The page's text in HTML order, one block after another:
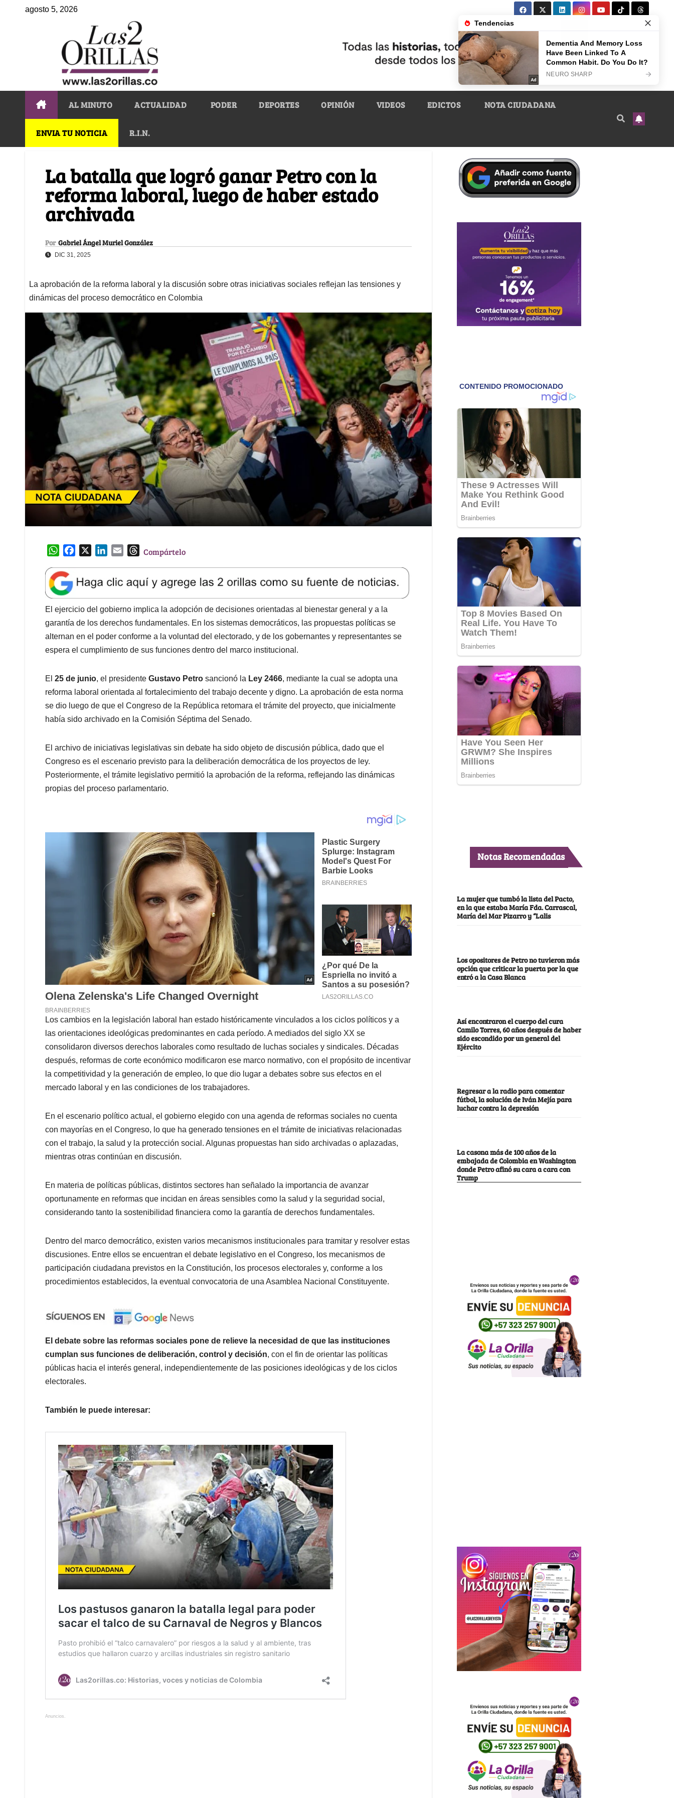
agosto 5, 2026
AL MINUTO ACTUALIDAD PODER DEPORTES OPINIÓN VIDEOS EDICTOS NOTA CIUDADANA
ENVIA TU NOTICIA R.I.N.
La batalla que logró ganar Petro con la
reforma laboral, luego de haber estado
archivada
Por Gabriel Ángel Muriel González
DIC 31, 2025
La aprobación de la reforma laboral y la discusión sobre otras iniciativas sociales reflejan las tensiones y
dinámicas del proceso democrático en Colombia
W
a
t
s
A
p
p
e
b
o
o
k
k
e
d
I
n
l
T
e
a
d
s
Compártelo
El ejercicio del gobierno implica la adopción de decisiones orientadas al bienestar general y a la
garantía de los derechos fundamentales. En los sistemas democráticos, las propuestas políticas se
alternan en el poder conforme a la voluntad del electorado, y de los gobernantes y representantes se
espera el cumplimiento de sus funciones dentro del marco institucional.
El 25 de junio, el presidente Gustavo Petro sancionó la Ley 2466, mediante la cual se adopta una
reforma laboral orientada al fortalecimiento del trabajo decente y digno. La aprobación de esta norma
se dio luego de que el Congreso de la República retomara el trámite del proyecto, que inicialmente
había sido archivado en la Comisión Séptima del Senado.
El archivo de iniciativas legislativas sin debate ha sido objeto de discusión pública, dado que el
Congreso es el escenario previsto para la deliberación democrática de los proyectos de ley.
Posteriormente, el trámite legislativo permitió la aprobación de la reforma, reflejando las dinámicas
propias del proceso parlamentario.
Los cambios en la legislación laboral han estado históricamente vinculados a los ciclos políticos y a
las orientaciones ideológicas predominantes en cada período. A mediados del siglo XX se
consolidaron diversos derechos laborales como resultado de luchas sociales y sindicales. Décadas
después, reformas de corte económico modificaron ese marco normativo, con el propósito de incentivar
la competitividad y la generación de empleo, lo que dio lugar a debates sobre sus efectos en el
mercado laboral y en las condiciones de los trabajadores.
En el escenario político actual, el gobierno elegido con una agenda de reformas sociales no cuenta
con mayorías en el Congreso, lo que ha generado tensiones en el trámite de iniciativas relacionadas
con el trabajo, la salud y la protección social. Algunas propuestas han sido archivadas o aplazadas,
mientras otras continúan en discusión.
En materia de políticas públicas, distintos sectores han señalado la importancia de avanzar
oportunamente en reformas que incidan en áreas sensibles como la salud y la seguridad social,
considerando tanto la sostenibilidad financiera como la garantía de derechos fundamentales.
Dentro del marco democrático, existen varios mecanismos institucionales para tramitar y resolver estas
discusiones. Entre ellos se encuentran el debate legislativo en el Congreso, los mecanismos de
participación ciudadana previstos en la Constitución, los procesos electorales y, conforme a los
procedimientos establecidos, la eventual convocatoria de una Asamblea Nacional Constituyente.
El debate sobre las reformas sociales pone de relieve la necesidad de que las instituciones
cumplan sus funciones de deliberación, control y decisión, con el fin de orientar las políticas
públicas hacia el interés general, independientemente de las posiciones ideológicas y de los ciclos
electorales.
También le puede interesar:
Anuncios.
Notas Recomendadas
La mujer que tumbó la lista del Pacto,
en la que estaba María Fda. Carrascal,
María del Mar Pizarro y “Lalis
Los opositores de Petro no tuvieron más
opción que criticar la puerta por la que
entró a la Casa Blanca
Así encontraron el cuerpo del cura
Camilo Torres, 60 años después de haber
sido escondido por un general del
Ejército
Regresar a la radio para comentar
fútbol, la solución de Iván Mejía para
luchar contra la depresión
La casona más de 100 años de la
embajada de Colombia en Washington
donde Petro afinó su cara a cara con
Trump